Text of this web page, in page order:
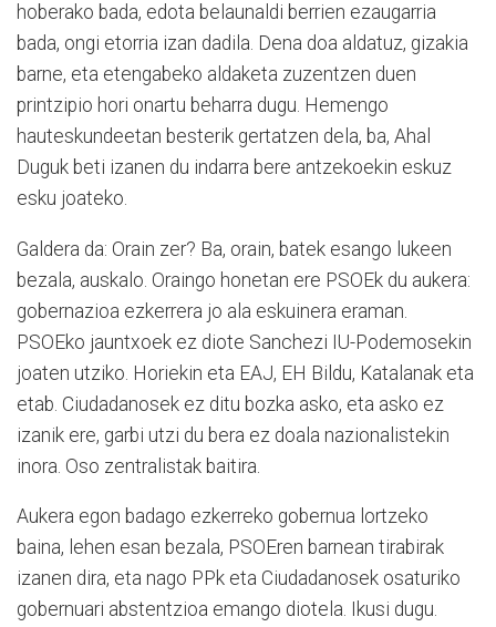
hoberako bada, edota belaunaldi berrien ezaugarria
bada, ongi etorria izan dadila. Dena doa aldatuz, gizakia
barne, eta etengabeko aldaketa zuzentzen duen
printzipio hori onartu beharra dugu. Hemengo
hauteskundeetan besterik gertatzen dela, ba, Ahal
Duguk beti izanen du indarra bere antzekoekin eskuz
esku joateko.
Galdera da: Orain zer? Ba, orain, batek esango lukeen
bezala, auskalo. Oraingo honetan ere PSOEk du aukera:
gobernazioa ezkerrera jo ala eskuinera eraman.
PSOEko jauntxoek ez diote Sanchezi IU-Podemosekin
joaten utziko. Horiekin eta EAJ, EH Bildu, Katalanak eta
etab. Ciudadanosek ez ditu bozka asko, eta asko ez
izanik ere, garbi utzi du bera ez doala nazionalistekin
inora. Oso zentralistak baitira.
Aukera egon badago ezkerreko gobernua lortzeko
baina, lehen esan bezala, PSOEren barnean tirabirak
izanen dira, eta nago PPk eta Ciudadanosek osaturiko
gobernuari abstentzioa emango diotela. Ikusi dugu.